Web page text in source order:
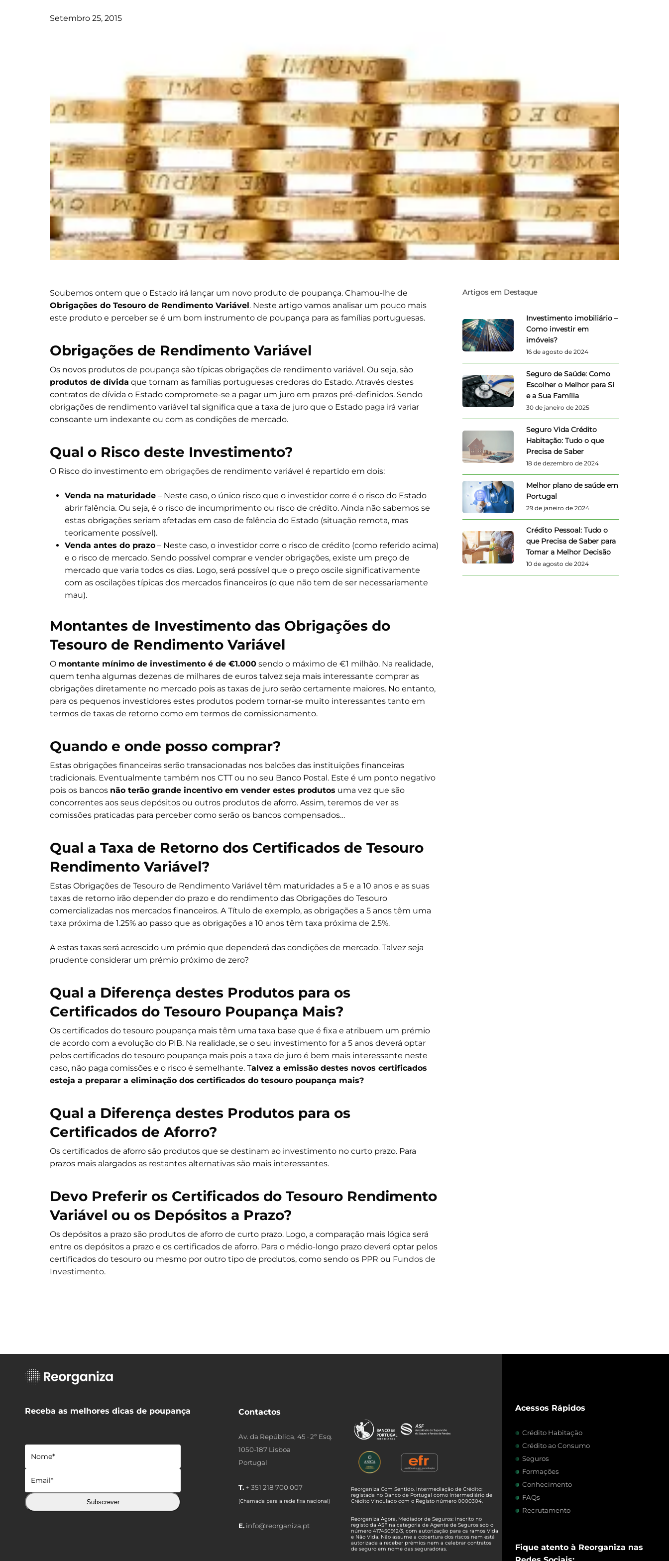
Setembro 25, 2015
Soubemos ontem que o Estado irá lançar um novo produto de poupança. Chamou-lhe de
Obrigações do Tesouro de Rendimento Variável. Neste artigo vamos analisar um pouco mais
este produto e perceber se é um bom instrumento de poupança para as famílias portuguesas.
Obrigações de Rendimento Variável
Os novos produtos de poupança são típicas obrigações de rendimento variável. Ou seja, são
produtos de dívida que tornam as famílias portuguesas credoras do Estado. Através destes
contratos de dívida o Estado compromete-se a pagar um juro em prazos pré-definidos. Sendo
obrigações de rendimento variável tal significa que a taxa de juro que o Estado paga irá variar
consoante um indexante ou com as condições de mercado.
Qual o Risco deste Investimento?
O Risco do investimento em obrigações de rendimento variável é repartido em dois:
Venda na maturidade – Neste caso, o único risco que o investidor corre é o risco do Estado
abrir falência. Ou seja, é o risco de incumprimento ou risco de crédito. Ainda não sabemos se
estas obrigações seriam afetadas em caso de falência do Estado (situação remota, mas
teoricamente possível).
Venda antes do prazo – Neste caso, o investidor corre o risco de crédito (como referido acima)
e o risco de mercado. Sendo possível comprar e vender obrigações, existe um preço de
mercado que varia todos os dias. Logo, será possível que o preço oscile significativamente
com as oscilações típicas dos mercados financeiros (o que não tem de ser necessariamente
mau).
Montantes de Investimento das Obrigações do
Tesouro de Rendimento Variável
O montante mínimo de investimento é de €1.000 sendo o máximo de €1 milhão. Na realidade,
quem tenha algumas dezenas de milhares de euros talvez seja mais interessante comprar as
obrigações diretamente no mercado pois as taxas de juro serão certamente maiores. No entanto,
para os pequenos investidores estes produtos podem tornar-se muito interessantes tanto em
termos de taxas de retorno como em termos de comissionamento.
Quando e onde posso comprar?
Estas obrigações financeiras serão transacionadas nos balcões das instituições financeiras
tradicionais. Eventualmente também nos CTT ou no seu Banco Postal. Este é um ponto negativo
pois os bancos não terão grande incentivo em vender estes produtos uma vez que são
concorrentes aos seus depósitos ou outros produtos de aforro. Assim, teremos de ver as
comissões praticadas para perceber como serão os bancos compensados…
Qual a Taxa de Retorno dos Certificados de Tesouro
Rendimento Variável?
Estas Obrigações de Tesouro de Rendimento Variável têm maturidades a 5 e a 10 anos e as suas
taxas de retorno irão depender do prazo e do rendimento das Obrigações do Tesouro
comercializadas nos mercados financeiros. A Título de exemplo, as obrigações a 5 anos têm uma
taxa próxima de 1.25% ao passo que as obrigações a 10 anos têm taxa próxima de 2.5%.
A estas taxas será acrescido um prémio que dependerá das condições de mercado. Talvez seja
prudente considerar um prémio próximo de zero?
Qual a Diferença destes Produtos para os
Certificados do Tesouro Poupança Mais?
Os certificados do tesouro poupança mais têm uma taxa base que é fixa e atribuem um prémio
de acordo com a evolução do PIB. Na realidade, se o seu investimento for a 5 anos deverá optar
pelos certificados do tesouro poupança mais pois a taxa de juro é bem mais interessante neste
caso, não paga comissões e o risco é semelhante. Talvez a emissão destes novos certificados
esteja a preparar a eliminação dos certificados do tesouro poupança mais?
Qual a Diferença destes Produtos para os
Certificados de Aforro?
Os certificados de aforro são produtos que se destinam ao investimento no curto prazo. Para
prazos mais alargados as restantes alternativas são mais interessantes.
Devo Preferir os Certificados do Tesouro Rendimento
Variável ou os Depósitos a Prazo?
Os depósitos a prazo são produtos de aforro de curto prazo. Logo, a comparação mais lógica será
entre os depósitos a prazo e os certificados de aforro. Para o médio-longo prazo deverá optar pelos
certificados do tesouro ou mesmo por outro tipo de produtos, como sendo os PPR ou Fundos de
Investimento.
Artigos em Destaque
Investimento imobiliário –
Como investir em
imóveis?
16 de agosto de 2024
Seguro de Saúde: Como
Escolher o Melhor para Si
e a Sua Família
30 de janeiro de 2025
Seguro Vida Crédito
Habitação: Tudo o que
Precisa de Saber
18 de dezembro de 2024
Melhor plano de saúde em
Portugal
29 de janeiro de 2024
Crédito Pessoal: Tudo o
que Precisa de Saber para
Tomar a Melhor Decisão
10 de agosto de 2024
Receba as melhores dicas de poupança
Subscrever
Contactos
Av. da República, 45 · 2º Esq.
1050-187 Lisboa
Portugal
T. + 351 218 700 007
(Chamada para a rede fixa nacional)
E. info@reorganiza.pt
Reorganiza Com Sentido, Intermediação de Crédito:
registada no Banco de Portugal como Intermediário de
Crédito Vinculado com o Registo número 0000304.
Reorganiza Agora, Mediador de Seguros: inscrito no
registo da ASF na categoria de Agente de Seguros sob o
número 417450912/3, com autorização para os ramos Vida
e Não Vida. Não assume a cobertura dos riscos nem está
autorizada a receber prémios nem a celebrar contratos
de seguro em nome das seguradoras.
Acessos Rápidos
Crédito Habitação
Crédito ao Consumo
Seguros
Formações
Conhecimento
FAQs
Recrutamento
Fique atento à Reorganiza nas